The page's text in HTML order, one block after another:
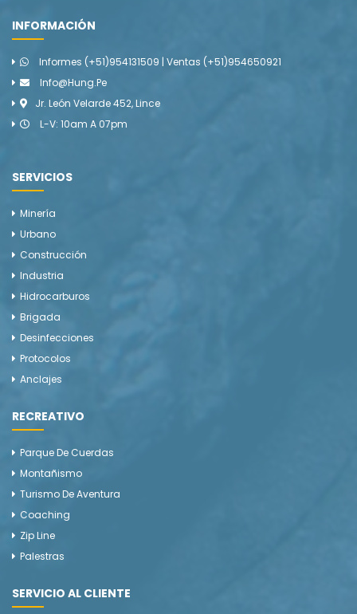
INFORMACIÓN
Informes (+51)954131509 | Ventas (+51)954650921
Info@hung.pe
Jr. León Velarde 452, Lince
L-V: 10am A 07pm
SERVICIOS
Minería
Urbano
Construcción
Industria
Hidrocarburos
Brigada
Desinfecciones
Protocolos
Anclajes
RECREATIVO
Parque De Cuerdas
Montañismo
Turismo De Aventura
Coaching
Zip Line
Palestras
SERVICIO AL CLIENTE